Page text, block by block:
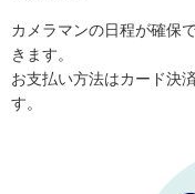
カメラマンの日程が確保
きます。
お支払い方法はカード決
す。